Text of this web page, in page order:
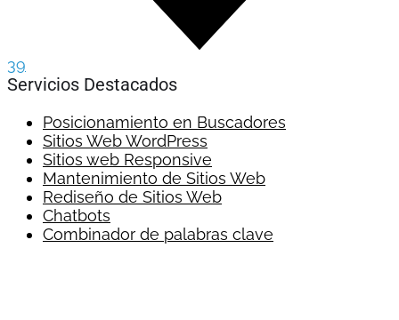
39
Servicios Destacados
Posicionamiento en Buscadores
Sitios Web WordPress
Sitios web Responsive
Mantenimiento de Sitios Web
Rediseño de Sitios Web
Chatbots
Combinador de palabras clave